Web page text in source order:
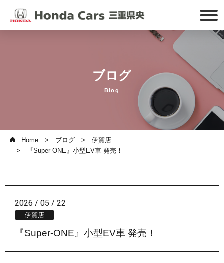
ブログ
Blog
Home ブログ
伊賀店
『Super-ONE』小型EV車 発売！
2026 / 05 / 22
伊賀店
『Super-ONE』小型EV車 発売！